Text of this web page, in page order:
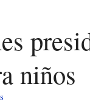
niños